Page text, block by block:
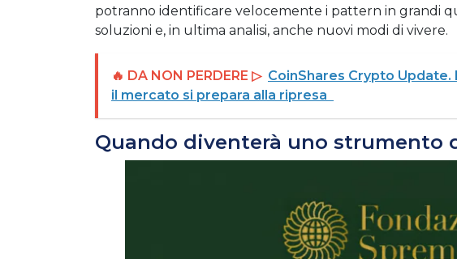
potranno identificare velocemente i pattern in grandi
soluzioni e, in ultima analisi, anche nuovi modi di vivere.
🔥 DA NON PERDERE ▷ CoinShares Crypto
il mercato si prepara alla ripresa
Quando diventerà uno strumento